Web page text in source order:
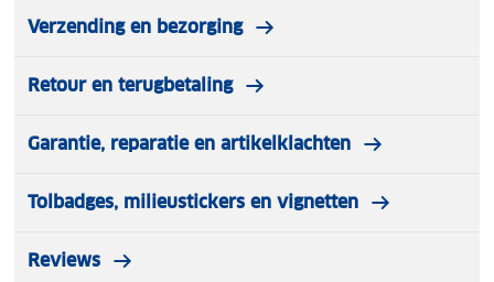
Verzending en bezorging
Retour en terugbetaling
Garantie, reparatie en artikelklachten
Tolbadges, milieustickers en vignetten
Reviews